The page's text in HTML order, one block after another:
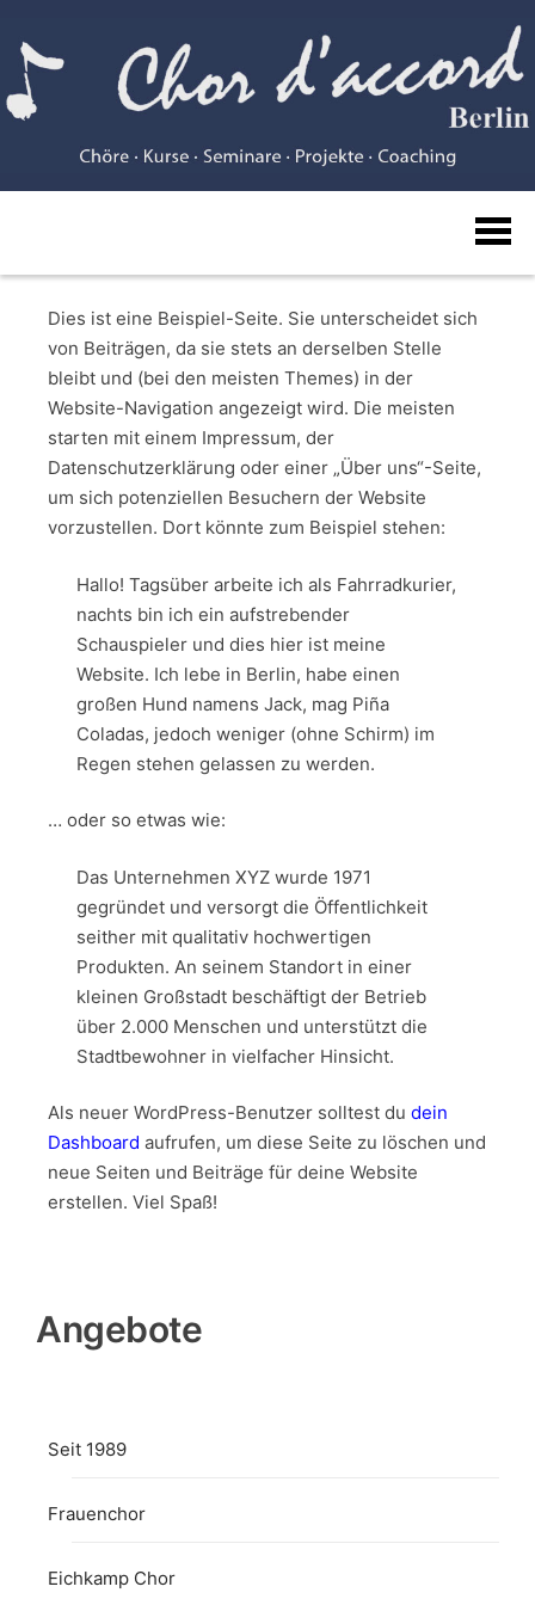
content
d'accord
Dies ist eine Beispiel-Seite. Sie unterscheidet sich
von Beiträgen, da sie stets an derselben Stelle
bleibt und (bei den meisten Themes) in der
Website-Navigation angezeigt wird. Die meisten
starten mit einem Impressum, der
Datenschutzerklärung oder einer „Über uns“-Seite,
um sich potenziellen Besuchern der Website
vorzustellen. Dort könnte zum Beispiel stehen:
Hallo! Tagsüber arbeite ich als Fahrradkurier,
nachts bin ich ein aufstrebender
Schauspieler und dies hier ist meine
Website. Ich lebe in Berlin, habe einen
großen Hund namens Jack, mag Piña
Coladas, jedoch weniger (ohne Schirm) im
Regen stehen gelassen zu werden.
… oder so etwas wie:
Das Unternehmen XYZ wurde 1971
gegründet und versorgt die Öffentlichkeit
seither mit qualitativ hochwertigen
Produkten. An seinem Standort in einer
kleinen Großstadt beschäftigt der Betrieb
über 2.000 Menschen und unterstützt die
Stadtbewohner in vielfacher Hinsicht.
Als neuer WordPress-Benutzer solltest du dein
Dashboard aufrufen, um diese Seite zu löschen und
neue Seiten und Beiträge für deine Website
erstellen. Viel Spaß!
Angebote
Seit 1989
Frauenchor
Eichkamp Chor